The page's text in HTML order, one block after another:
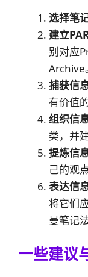
选择笔
建立
别对应
Archive。
捕获信息
有价值
组织信息
类，并
提炼信息
己的观点
表达信息
将它们
曼笔记
一些建议